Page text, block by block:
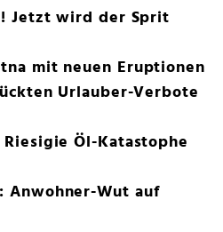
Jetzt wird der Sprit
mit neuen Eruptionen
Urlauber-Verbote
Öl-Katastophe
Anwohner-Wut auf